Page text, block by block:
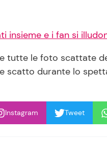
insieme e i fan si
tutte le foto scattate
scatto durante lo
Instagram Tweet